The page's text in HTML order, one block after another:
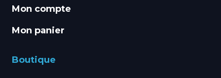
Mon compte
Mon panier
Boutique